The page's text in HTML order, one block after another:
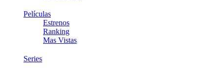
Películas
Estrenos
Ranking
Mas Vistas
Series